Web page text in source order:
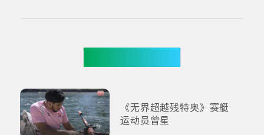
《无界超越残特奥》赛艇
运动员曾星